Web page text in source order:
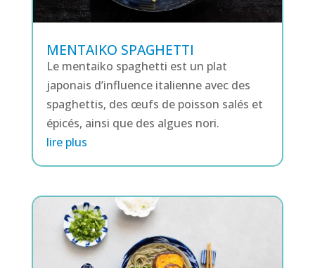
MENTAIKO SPAGHETTI
Le mentaiko spaghetti est un plat
japonais d’influence italienne avec des
spaghettis, des œufs de poisson salés et
épicés, ainsi que des algues nori.
lire plus